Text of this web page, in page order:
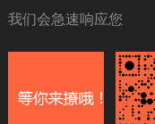
我们会急速响应您